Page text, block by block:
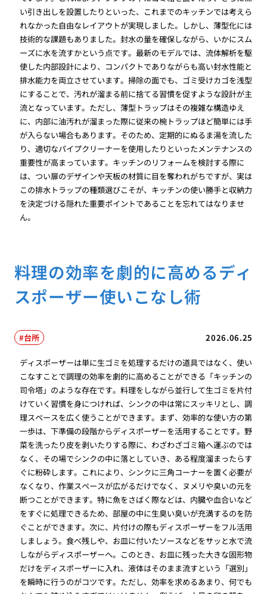
い引き出しを設置したりといった、これまでのキッチンでは考えら
れなかった自由なレイアウトが実現しました。しかし、薄型化には
技術的な課題もありました。封水の量を確保しながら、いかにスム
ーズに水を流すかという点です。最新のモデルでは、流体解析を駆
使した内部設計により、コンパクトでありながらも高い封水性能と
排水能力を両立させています。掃除の面でも、ゴミ受けカゴを浅型
にすることで、汚れが溜まる前に捨てる習慣を促すような設計が主
流となっています。ただし、薄型トラップはその複雑な構造ゆえ
に、内部に油汚れが溜まった際に従来の椀トラップほど簡単には手
が入らない場合もあります。そのため、定期的にぬるま湯を流した
り、適切なパイプクリーナーを使用したりといったメンテナンスの
重要性が高まっています。キッチンのリフォームを検討する際に
は、つい扉のデザインや天板の材質に目を奪われがちですが、実は
この排水トラップの種類選びこそが、キッチンの使い勝手と収納力
を決定づける隠れた重要ポイントであることを忘れてはなりませ
ん。
料理の効率を劇的に高めるディ
スポーザー使いこなし術
2026.06.25
台所
ディスポーザーは単に生ゴミを処理するだけの道具ではなく、使い
こなすことで調理の効率を劇的に高めることができる「キッチンの
司令塔」のような存在です。料理をしながら並行して生ゴミを片付
けていく習慣を身につければ、シンクの中は常にスッキリとし、調
理スペースを広く使うことができます。まず、効率的な使い方の第
一歩は、下準備の段階からディスポーザーを活用することです。野
菜を洗ったり皮を剥いたりする際に、わざわざゴミ箱へ運ぶのでは
なく、その場でシンクの中に落としていき、ある程度溜まったらす
ぐに粉砕します。これにより、シンクに三角コーナーを置く必要が
なくなり、作業スペースが広がるだけでなく、ヌメリや臭いの元を
断つことができます。特に魚をさばく際などは、内臓や血合いなど
をすぐに処理できるため、部屋の中に生臭い臭いが充満するのを防
ぐことができます。次に、片付けの際もディスポーザーをフル活用
しましょう。食べ残しや、お皿に付いたソースなどをサッと水で流
しながらディスポーザーへ。このとき、お皿に残った大きな固形物
だけをディスポーザーに入れ、液体はそのまま流すという「選別」
を瞬時に行うのがコツです。ただし、効率を求めるあまり、何でも